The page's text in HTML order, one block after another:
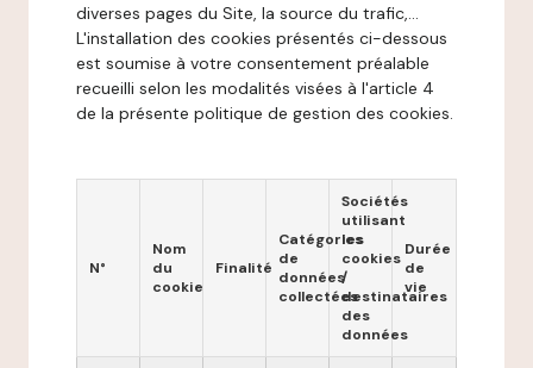
diverses pages du Site, la source du trafic,...
L'installation des cookies présentés ci-dessous
est soumise à votre consentement préalable
recueilli selon les modalités visées à l'article 4
de la présente politique de gestion des cookies.
N°
Nom
du
cookie
Finalité
Catégories
de
données
collectées
Sociétés
utilisant
les
cookies
/
destinataires
des
données
Durée
de
vie